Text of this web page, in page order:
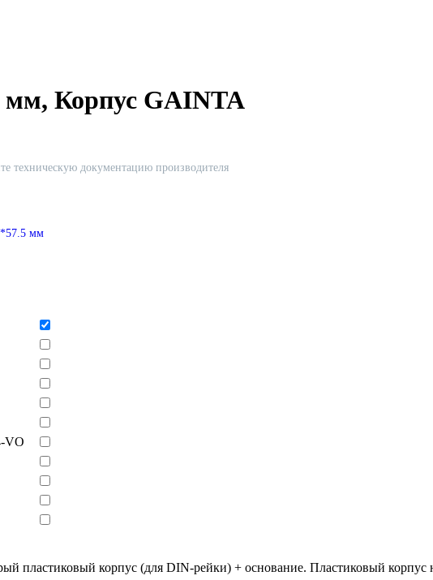
мм, Корпус GAINTA
техническую документацию производителя
мм
VO
корпус (для DIN-рейки) + основание. Пластиковый корпус